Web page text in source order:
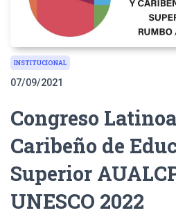
INSTITUCIONAL
07/09/2021
Congreso
Caribeño de
Superior
UNESCO 2022